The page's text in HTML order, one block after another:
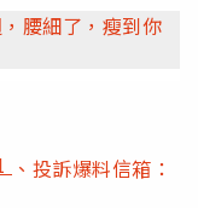
腰細了，瘦到你
、投訴爆料信箱：